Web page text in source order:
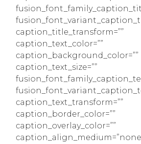
caption_title_transform=””
caption_text_color=””
caption_background_color=””
caption_text_size=””
caption_text_transform=””
caption_border_color=””
caption_overlay_color=””